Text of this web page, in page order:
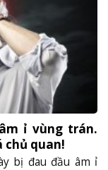
ỉ vùng trán.
chủ quan!
bị đau đầu âm ỉ